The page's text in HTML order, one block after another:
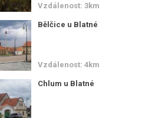
Vzdálenost: 3km
Bělčice u Blatné
Vzdálenost: 4km
Chlum u Blatné